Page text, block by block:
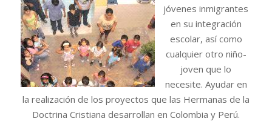
jóvenes inmigrantes
en su integración
escolar, así como
cualquier otro niño-
joven que lo
necesite. Ayudar en
la realización de los proyectos que las Hermanas de la
Doctrina Cristiana desarrollan en Colombia y Perú.